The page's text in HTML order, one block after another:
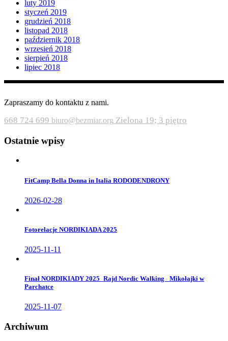
luty 2019
styczeń 2019
grudzień 2018
listopad 2018
październik 2018
wrzesień 2018
sierpień 2018
lipiec 2018
Zapraszamy do kontaktu z nami.
668 724 699 biuro@bezmiar.org Zielona 19; 3 piętro
Ostatnie wpisy
FitCamp Bella Donna in Italia RODODENDRONY
2026-02-28
Fotorelacje NORDIKIADA 2025
2025-11-11
Finał NORDIKIADY 2025_Rajd Nordic Walking _Mikołajki w
Parchatce
2025-11-07
Archiwum